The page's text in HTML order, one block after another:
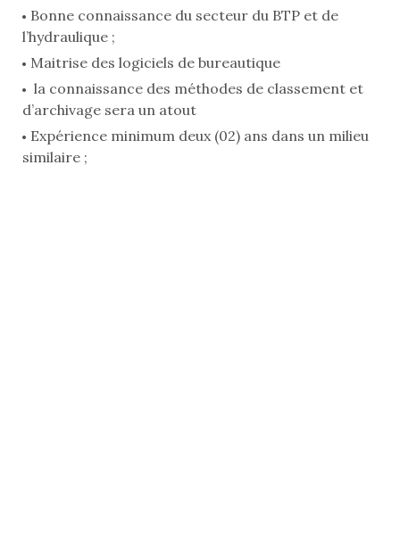
Bonne connaissance du secteur du BTP et de
l’hydraulique ;
Maitrise des logiciels de bureautique
la connaissance des méthodes de classement et
d’archivage sera un atout
Expérience minimum deux (02) ans dans un milieu
similaire ;